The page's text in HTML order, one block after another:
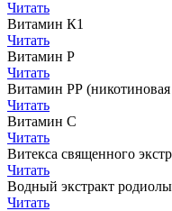
Читать
Витамин К1
Читать
Витамин Р
Читать
Витамин РР (никотиновая
Читать
Витамин С
Читать
Витекса священного
Читать
Водный экстракт
Читать